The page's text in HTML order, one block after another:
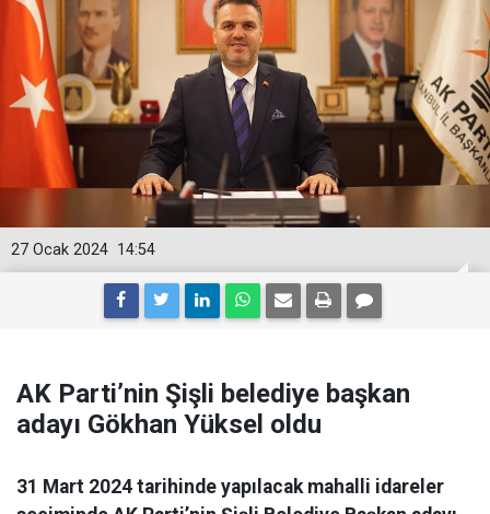
14:54
27 Ocak 2024
AK Parti’nin Şişli belediye başkan
adayı Gökhan Yüksel oldu
31 Mart 2024 tarihinde yapılacak mahalli idareler